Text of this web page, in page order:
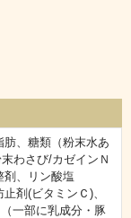
、糖類（粉末水あ
わさび/カゼインＮ
剤、リン酸塩
剤(ビタミンＣ)、
一部に乳成分・豚